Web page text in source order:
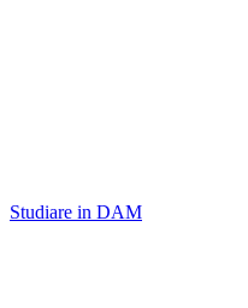
Studiare in DAM